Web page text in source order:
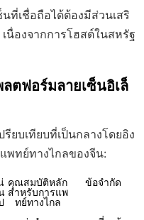
ที่เชื่อถือได้ต้องมีส่วนเสริ
นื่องจากการโฮสต์ในสหรัฐ
ลตฟอร์มลายเซ็นอิเล็
ยบเทียบที่เป็นกลางโดยอิง
ทย์ทางไกลของจีน:
คุณสมบัติหลัก
สำหรับการแพ
ทย์ทางไกล
ข้อจำกัด